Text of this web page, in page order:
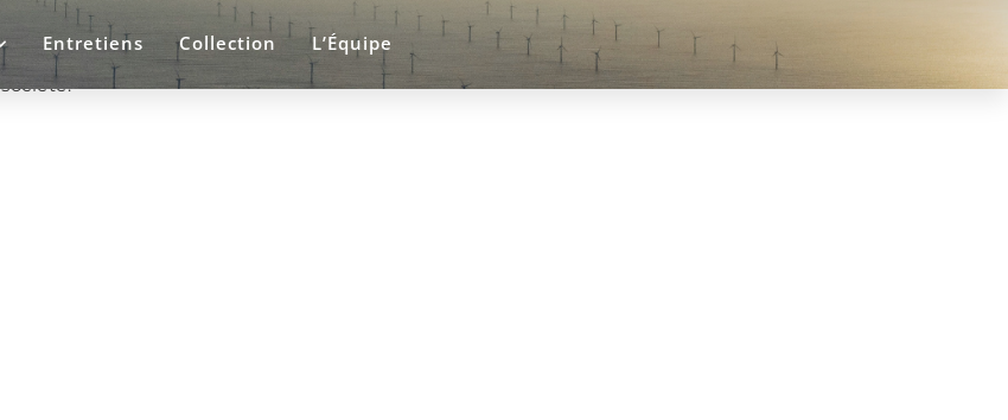
Entretiens Collection L’Équipe
que l’art, à travers ses formes multiples, littérature, musique,
architecture, a quelque chose à dire de l’état du monde et de la
société.